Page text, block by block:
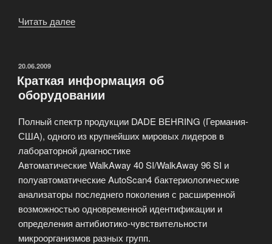
Читать далее
не
имеющее
в
России.»
ОПУБЛИКОВАНО
20.06.2009
Краткая информация об
оборудовании
Полный спектр продукции DADE BEHRING (Германия-
США), одного из крупнейших мировых лидеров в
лабораторной диагностике
Автоматические WalkAway 40 SI/WalkAway 96 SI и
полуавтоматические AutoScan4 бактериологические
анализаторы последнего поколения с расширенной
возможностью одновременной идентификации и
определения антибиотико-чувствительности
микроорганизмов разных групп.